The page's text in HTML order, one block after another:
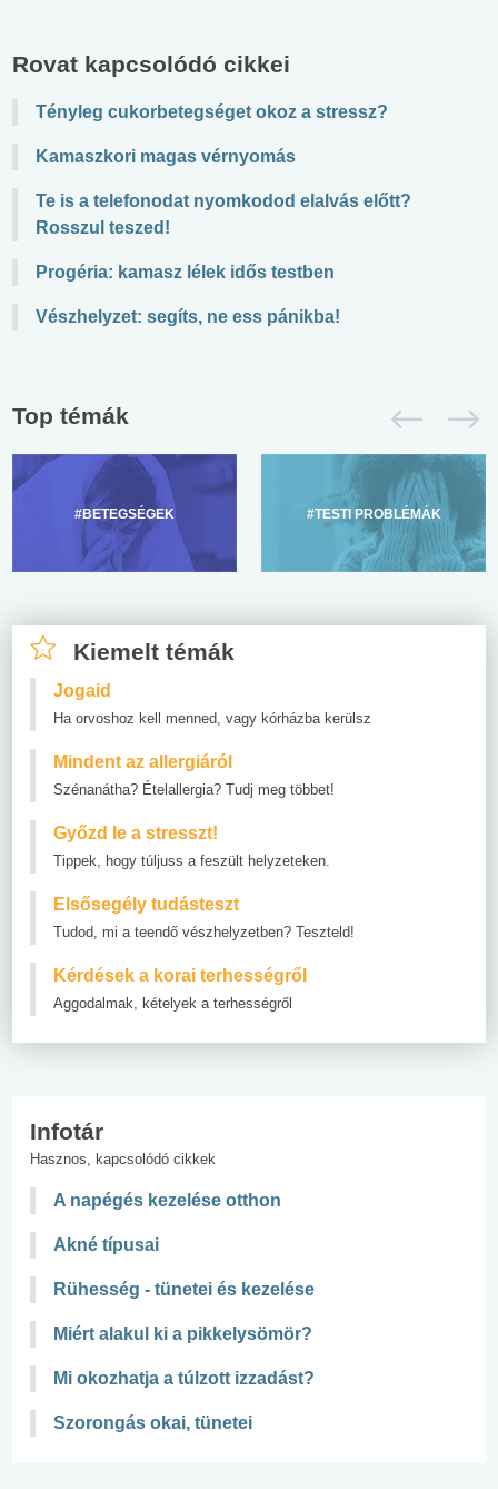
Rovat kapcsolódó cikkei
Tényleg cukorbetegséget okoz a stressz?
Kamaszkori magas vérnyomás
Te is a telefonodat nyomkodod elalvás előtt?
Rosszul teszed!
Progéria: kamasz lélek idős testben
Vészhelyzet: segíts, ne ess pánikba!
Top témák
#BETEGSÉGEK #TESTI PROBLÉMÁK
Kiemelt témák
Jogaid
Ha orvoshoz kell menned, vagy kórházba kerülsz
Mindent az allergiáról
Szénanátha? Ételallergia? Tudj meg többet!
Győzd le a stresszt!
Tippek, hogy túljuss a feszült helyzeteken.
Elsősegély tudásteszt
Tudod, mi a teendő vészhelyzetben? Teszteld!
Kérdések a korai terhességről
Aggodalmak, kételyek a terhességről
Infotár
Hasznos, kapcsolódó cikkek
A napégés kezelése otthon
Akné típusai
Rühesség - tünetei és kezelése
Miért alakul ki a pikkelysömör?
Mi okozhatja a túlzott izzadást?
Szorongás okai, tünetei